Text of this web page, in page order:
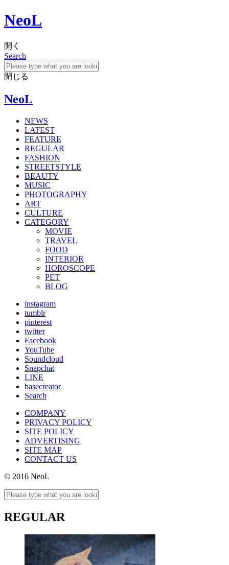
NeoL
開く
Search
閉じる
NeoL
NEWS
LATEST
FEATURE
REGULAR
FASHION
STREETSTYLE
BEAUTY
MUSIC
PHOTOGRAPHY
ART
CULTURE
CATEGORY
MOVIE
TRAVEL
FOOD
INTERIOR
HOROSCOPE
PET
BLOG
instagram
tumblr
pinterest
twitter
Facebook
YouTube
Soundcloud
Snapchat
LINE
basecreator
Search
COMPANY
PRIVACY POLICY
SITE POLICY
ADVERTISING
SITE MAP
CONTACT US
© 2016 NeoL
REGULAR